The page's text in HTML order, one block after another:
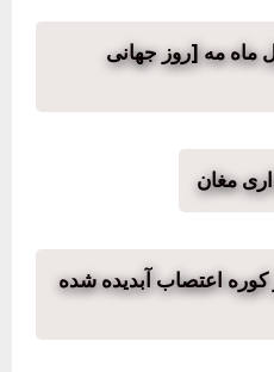
ماه مه [روز جهانی
مغان
کوره اعتصاب آبدیده شده